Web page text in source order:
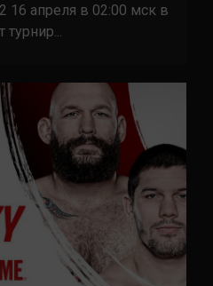
16 апреля в 02:00 мск в